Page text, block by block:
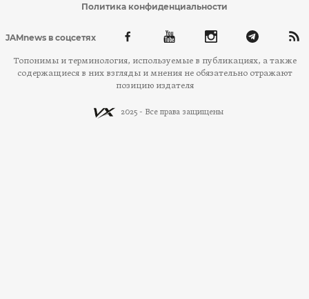
Политика конфиденциальности
JAMnews в соцсетях
Топонимы и терминология, используемые в публикациях, а также
содержащиеся в них взгляды и мнения не обязательно отражают
позицию издателя
2025 - Все права защищены